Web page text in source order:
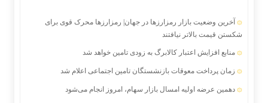
آخرین وضعیت بازار رمزارزها در جهان| رمزارزها محرک قوی برای
شکستن قیمت بالاتر نیافتند
منابع افزایش اعتبار کالابرگ به زودی تامین خواهد شد
زمان پرداخت معوقات بازنشستگان تامین اجتماعی اعلام شد
دهمین عرضه اولیه امسال بازار سهام، امروز انجام می‌شود